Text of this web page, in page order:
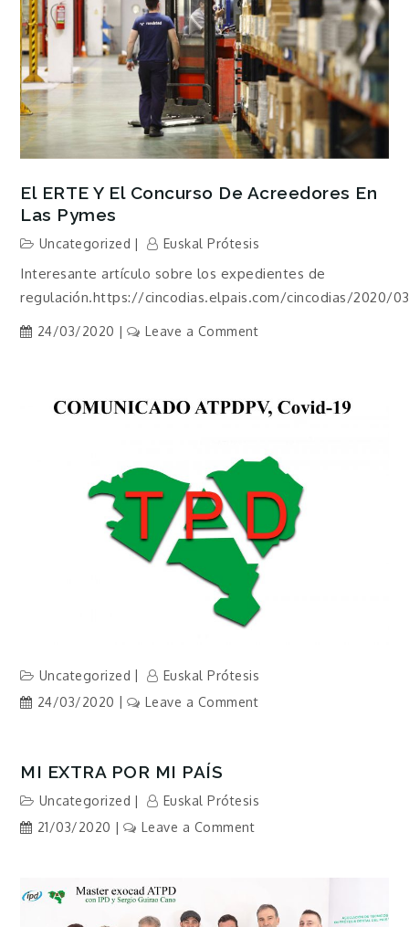
El ERTE Y El Concurso De Acreedores En
Las Pymes
Uncategorized Euskal Prótesis
Interesante artículo sobre los expedientes de
regulación.https://cincodias.elpais.com/cincodias/2020/
24/03/2020 Leave a Commenton
el
de
acreedores
en
las
pymes
Uncategorized
Euskal Prótesis
24/03/2020
Leave a Commenton
MI EXTRA POR MI PAÍS
Uncategorized
Euskal Prótesis
21/03/2020
Leave a Commenton
MI